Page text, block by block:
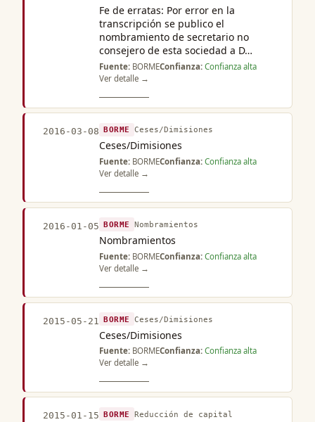
Fe de erratas: Por error en la
transcripción se publico el
nombramiento de secretario no
consejero de esta sociedad a D…
Fuente: BORMEConfianza: Confianza alta
Ver detalle →
2016-03-08 BORME Ceses/Dimisiones
Ceses/Dimisiones
Fuente: BORMEConfianza: Confianza alta
Ver detalle →
2016-01-05 BORME Nombramientos
Nombramientos
Fuente: BORMEConfianza: Confianza alta
Ver detalle →
2015-05-21 BORME Ceses/Dimisiones
Ceses/Dimisiones
Fuente: BORMEConfianza: Confianza alta
Ver detalle →
2015-01-15 BORME Reducción de capital